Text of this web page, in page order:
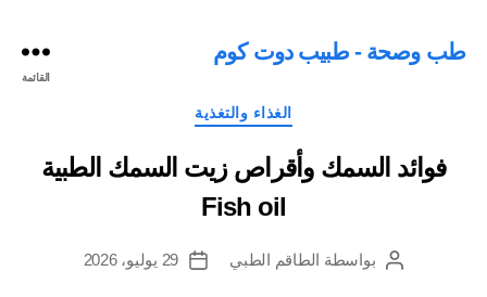
طب وصحة - طبيب دوت كوم
القائمة
التصنيفات
الغذاء والتغذية
فوائد السمك وأقراص زيت السمك الطبية
Fish oil
كاتببواسطة الطاقم الطبي
تاريخ
29 يوليو، 2026